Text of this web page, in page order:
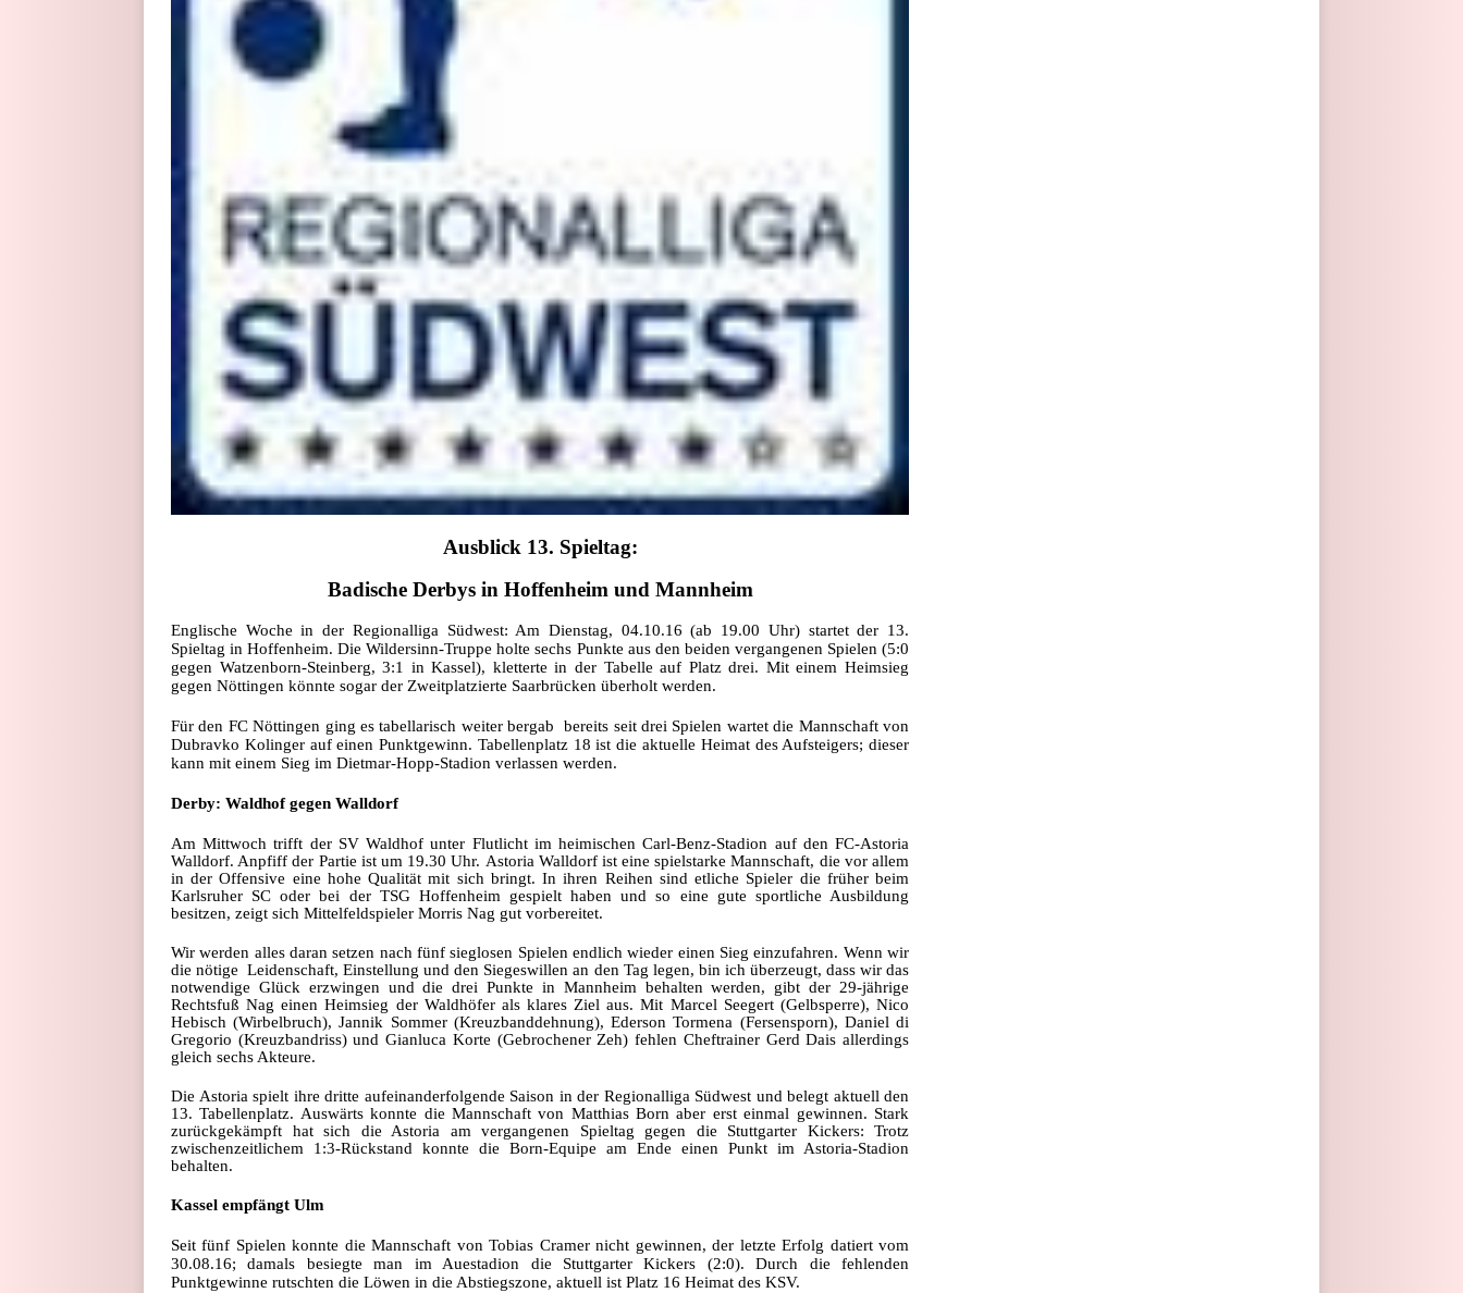
Ausblick 13. Spieltag:
Badische Derbys in Hoffenheim und Mannheim
Englische Woche in der Regionalliga Südwest: Am Dienstag, 04.10.16 (ab 19.00 Uhr) startet der 13.
Spieltag in Hoffenheim. Die Wildersinn-Truppe holte sechs Punkte aus den beiden vergangenen Spielen (5:0
gegen Watzenborn-Steinberg, 3:1 in Kassel), kletterte in der Tabelle auf Platz drei. Mit einem Heimsieg
gegen Nöttingen könnte sogar der Zweitplatzierte Saarbrücken überholt werden.
Für den FC Nöttingen ging es tabellarisch weiter bergab  bereits seit drei Spielen wartet die Mannschaft von
Dubravko Kolinger auf einen Punktgewinn. Tabellenplatz 18 ist die aktuelle Heimat des Aufsteigers; dieser
kann mit einem Sieg im Dietmar-Hopp-Stadion verlassen werden.
Derby: Waldhof gegen Walldorf
Am Mittwoch trifft der SV Waldhof unter Flutlicht im heimischen Carl-Benz-Stadion auf den FC-Astoria
Walldorf. Anpfiff der Partie ist um 19.30 Uhr. Astoria Walldorf ist eine spielstarke Mannschaft, die vor allem
in der Offensive eine hohe Qualität mit sich bringt. In ihren Reihen sind etliche Spieler die früher beim
Karlsruher SC oder bei der TSG Hoffenheim gespielt haben und so eine gute sportliche Ausbildung
besitzen, zeigt sich Mittelfeldspieler Morris Nag gut vorbereitet.
Wir werden alles daran setzen nach fünf sieglosen Spielen endlich wieder einen Sieg einzufahren. Wenn wir
die nötige Leidenschaft, Einstellung und den Siegeswillen an den Tag legen, bin ich überzeugt, dass wir das
notwendige Glück erzwingen und die drei Punkte in Mannheim behalten werden, gibt der 29-jährige
Rechtsfuß Nag einen Heimsieg der Waldhöfer als klares Ziel aus. Mit Marcel Seegert (Gelbsperre), Nico
Hebisch (Wirbelbruch), Jannik Sommer (Kreuzbanddehnung), Ederson Tormena (Fersensporn), Daniel di
Gregorio (Kreuzbandriss) und Gianluca Korte (Gebrochener Zeh) fehlen Cheftrainer Gerd Dais allerdings
gleich sechs Akteure.
Die Astoria spielt ihre dritte aufeinanderfolgende Saison in der Regionalliga Südwest und belegt aktuell den
13. Tabellenplatz. Auswärts konnte die Mannschaft von Matthias Born aber erst einmal gewinnen. Stark
zurückgekämpft hat sich die Astoria am vergangenen Spieltag gegen die Stuttgarter Kickers: Trotz
zwischenzeitlichem 1:3-Rückstand konnte die Born-Equipe am Ende einen Punkt im Astoria-Stadion
behalten.
Kassel empfängt Ulm
Seit fünf Spielen konnte die Mannschaft von Tobias Cramer nicht gewinnen, der letzte Erfolg datiert vom
30.08.16; damals besiegte man im Auestadion die Stuttgarter Kickers (2:0). Durch die fehlenden
Punktgewinne rutschten die Löwen in die Abstiegszone, aktuell ist Platz 16 Heimat des KSV.